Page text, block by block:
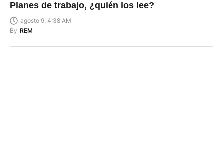
Planes de trabajo, ¿quién los lee?
agosto 9, 4:38 AM
By REM